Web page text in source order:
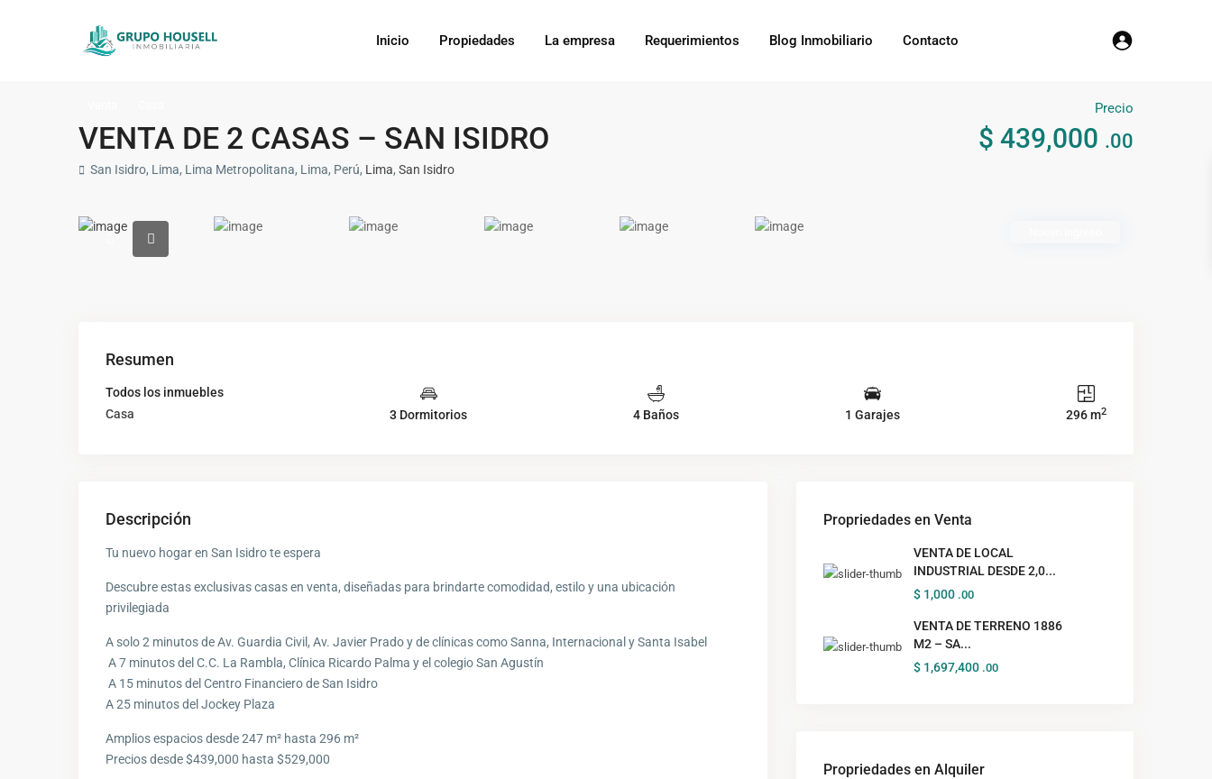
Inicio Propiedades La empresa Requerimientos Blog Inmobiliario Contacto
VENTA DE 2 CASAS – SAN ISIDRO
Precio
$ 439,000 .00
San Isidro, Lima, Lima Metropolitana, Lima, Perú, Lima, San Isidro
Resumen
Todos los inmuebles
Casa
3 Dormitorios 4 Baños 1 Garajes 296 m2
Descripción
Tu nuevo hogar en San Isidro te espera
Descubre estas exclusivas casas en venta, diseñadas para brindarte comodidad, estilo y una ubicación
privilegiada
A solo 2 minutos de Av. Guardia Civil, Av. Javier Prado y de clínicas como Sanna, Internacional y Santa Isabel
️ A 7 minutos del C.C. La Rambla, Clínica Ricardo Palma y el colegio San Agustín
️ A 15 minutos del Centro Financiero de San Isidro
A 25 minutos del Jockey Plaza
Amplios espacios desde 247 m² hasta 296 m²
Precios desde $439,000 hasta $529,000
Propriedades en Venta
VENTA DE LOCAL
INDUSTRIAL DESDE 2,0...
$ 1,000 .00
VENTA DE TERRENO 1886
M2 – SA...
$ 1,697,400 .00
Propriedades en Alquiler